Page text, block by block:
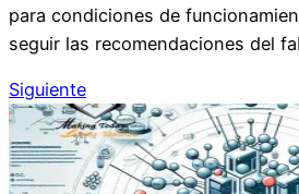
para condiciones de
seguir las recomendaciones del
Siguiente